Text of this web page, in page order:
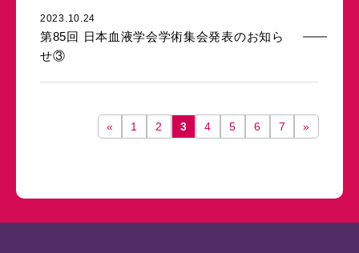
2023.10.24
第85回 日本血液学会学術集会発表のお知ら
せ③
« 1 2 3 4 5 6 7 »